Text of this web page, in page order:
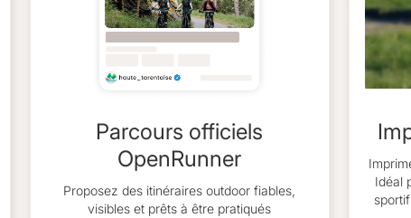
Parcours officiels
OpenRunner
Proposez des itinéraires outdoor fiables,
visibles et prêts à être pratiqués
Idéal